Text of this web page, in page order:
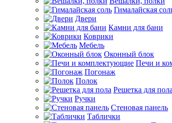
Гималайская
Двери
Камни для бани
Коврики
Мебель
Оконный блок
Печи и
Погонаж
Полок
Решетка для пола
Ручки
Стеновая панель
Таблички